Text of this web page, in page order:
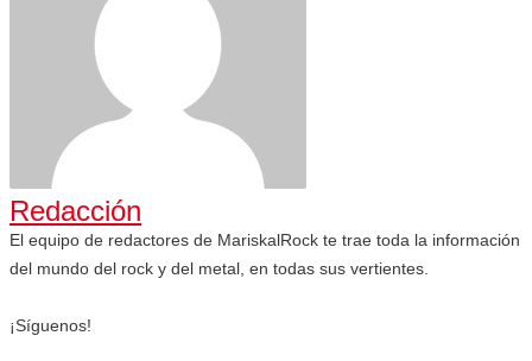
Redacción
El equipo de redactores de MariskalRock te trae toda la información
del mundo del rock y del metal, en todas sus vertientes.
¡Síguenos!